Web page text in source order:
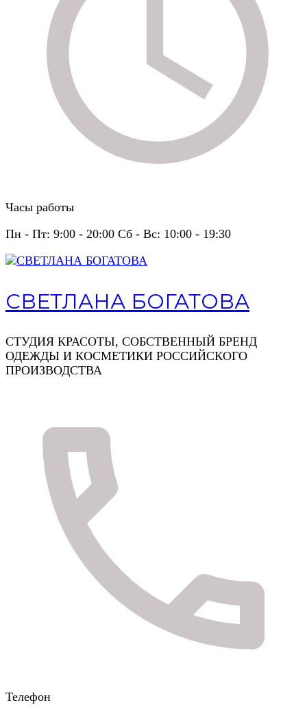
Часы работы
Пн - Пт: 9:00 - 20:00 Сб - Вс: 10:00 - 19:30
СВЕТЛАНА БОГАТОВА
СТУДИЯ КРАСОТЫ, СОБСТВЕННЫЙ БРЕНД
ОДЕЖДЫ И КОСМЕТИКИ РОССИЙСКОГО
ПРОИЗВОДСТВА
Телефон